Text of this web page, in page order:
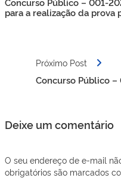
Post
para a realização da prova
Próximo Post
Concurso Público
Deixe um comentário
O seu endereço de e-mail
obrigatórios são marcados